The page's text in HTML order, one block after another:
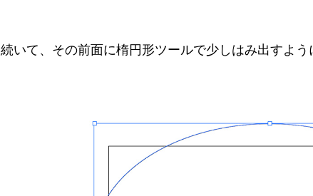
続いて、その前面に楕円形ツールで少しはみ出すよ